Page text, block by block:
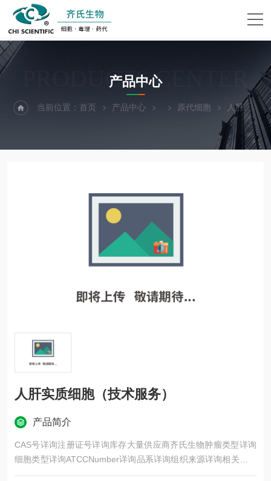
PRODUCTS CENTER
产品中心
当前位置：首页 产品中心 原代细胞 人肝实质细胞（技术服务）
人肝实质细胞（技术服务）
产品简介
CAS号详询注册证号详询库存大量供应商齐氏生物肿瘤类型详询
细胞类型详询ATCCNumber详询品系详询组织来源详询相关疾病
详询物种来源详询免疫类型详询细胞形态详询器官来源详询年限